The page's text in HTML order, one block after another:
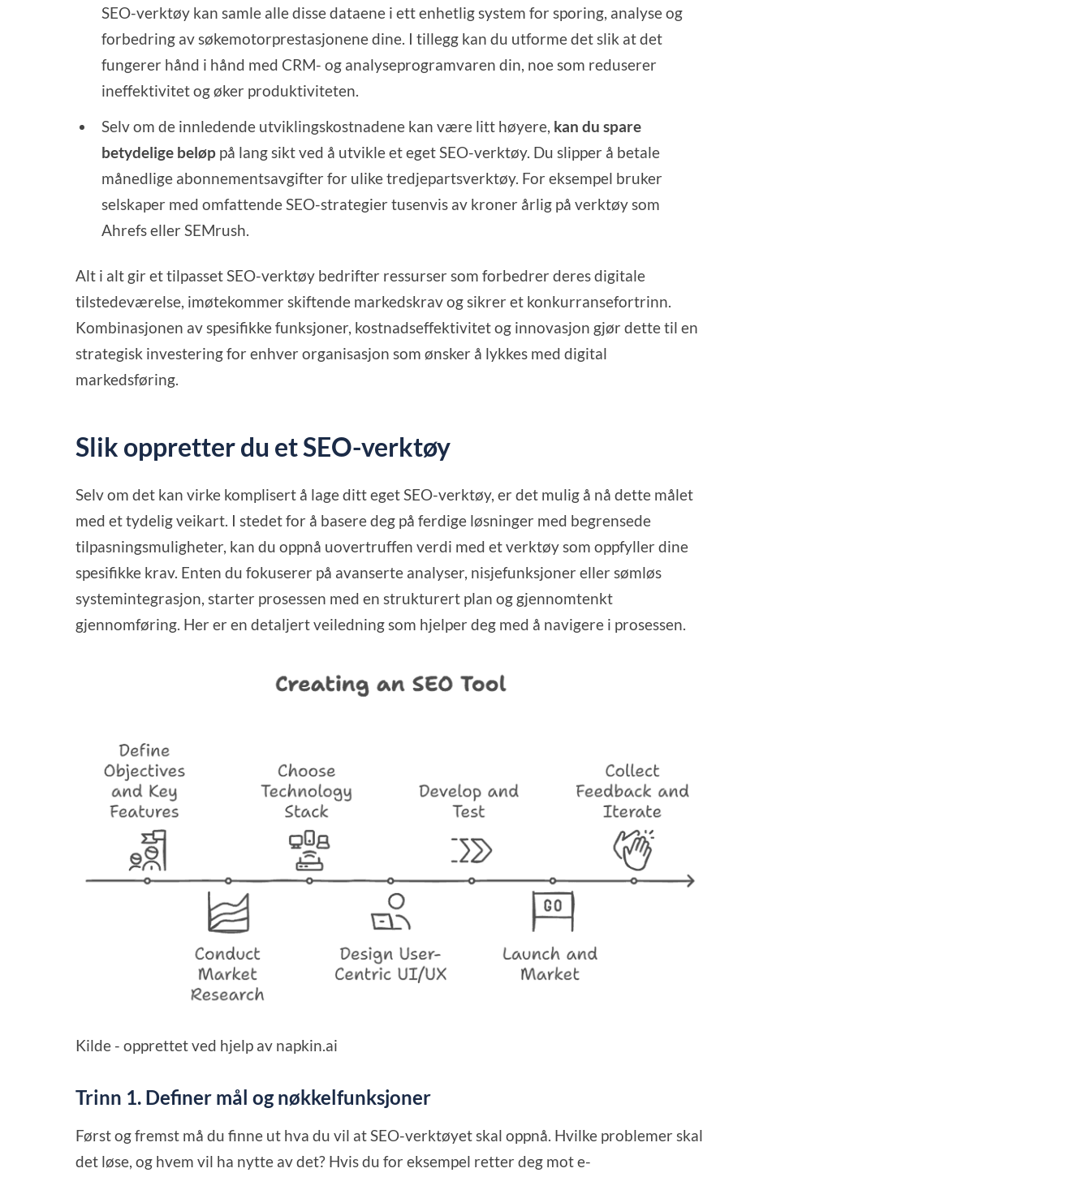
SEO-verktøy kan samle alle disse dataene i ett enhetlig system for sporing, analyse og
forbedring av søkemotorprestasjonene dine. I tillegg kan du utforme det slik at det
fungerer hånd i hånd med CRM- og analyseprogramvaren din, noe som reduserer
ineffektivitet og øker produktiviteten.
Selv om de innledende utviklingskostnadene kan være litt høyere, kan du spare
betydelige beløp på lang sikt ved å utvikle et eget SEO-verktøy. Du slipper å betale
månedlige abonnementsavgifter for ulike tredjepartsverktøy. For eksempel bruker
selskaper med omfattende SEO-strategier tusenvis av kroner årlig på verktøy som
Ahrefs eller SEMrush.
Alt i alt gir et tilpasset SEO-verktøy bedrifter ressurser som forbedrer deres digitale
tilstedeværelse, imøtekommer skiftende markedskrav og sikrer et konkurransefortrinn.
Kombinasjonen av spesifikke funksjoner, kostnadseffektivitet og innovasjon gjør dette til en
strategisk investering for enhver organisasjon som ønsker å lykkes med digital
markedsføring.
Slik oppretter du et SEO-verktøy
Selv om det kan virke komplisert å lage ditt eget SEO-verktøy, er det mulig å nå dette målet
med et tydelig veikart. I stedet for å basere deg på ferdige løsninger med begrensede
tilpasningsmuligheter, kan du oppnå uovertruffen verdi med et verktøy som oppfyller dine
spesifikke krav. Enten du fokuserer på avanserte analyser, nisjefunksjoner eller sømløs
systemintegrasjon, starter prosessen med en strukturert plan og gjennomtenkt
gjennomføring. Her er en detaljert veiledning som hjelper deg med å navigere i prosessen.
Kilde - opprettet ved hjelp av napkin.ai
Trinn 1. Definer mål og nøkkelfunksjoner
Først og fremst må du finne ut hva du vil at SEO-verktøyet skal oppnå. Hvilke problemer skal
det løse, og hvem vil ha nytte av det? Hvis du for eksempel retter deg mot e-